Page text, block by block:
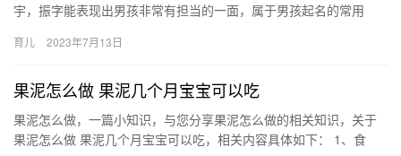
宇，振字能表现出男孩非常有担当的一面，属于男孩起名的常用
宝…
育儿 2023年7月13日
果泥怎么做 果泥几个月宝宝可以吃
果泥怎么做，一篇小知识，与您分享果泥怎么做的相关知识，关于
果泥怎么做 果泥几个月宝宝可以吃，相关内容具体如下： 1、食